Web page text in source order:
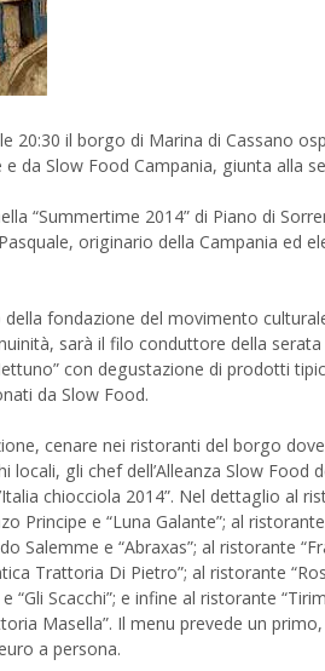
20:30 il borgo di Marina di Cassano
da Slow Food Campania, giunta alla
“Summertime 2014” di Piano di
originario della Campania ed
fondazione del movimento
sarà il filo conduttore della
con degustazione di prodotti
da Slow Food.
cenare nei ristoranti del borgo
gli chef dell’Alleanza Slow Food
chiocciola 2014”. Nel dettaglio al
Principe e “Luna Galante”; al ristorante
Salemme e “Abraxas”; al ristorante
Trattoria Di Pietro”; al ristorante
Scacchi”; e infine al ristorante
Masella”. Il menu prevede un
a persona.